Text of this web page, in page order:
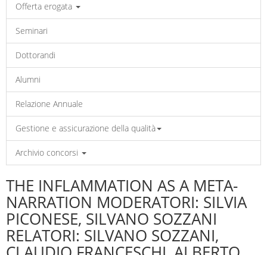
Offerta erogata
Seminari
Dottorandi
Alumni
Relazione Annuale
Gestione e assicurazione della qualità
Archivio concorsi
THE INFLAMMATION AS A META-
NARRATION MODERATORI: SILVIA
PICONESE, SILVANO SOZZANI
RELATORI: SILVANO SOZZANI,